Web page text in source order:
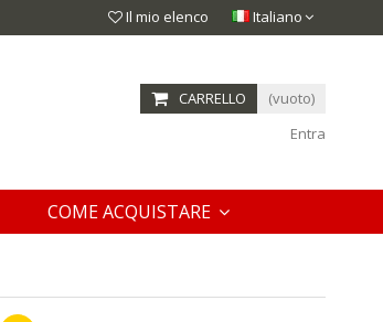
Italiano
Il mio elenco
CARRELLO
(vuoto)
Entra
COME ACQUISTARE